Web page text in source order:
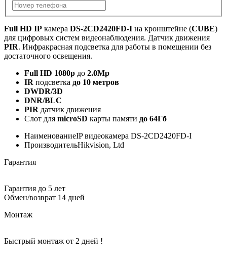
Full HD IP камера DS-2CD2420FD-I на кронштейне (CUBE)
для цифровых систем видеонаблюдения. Датчик движения
PIR. Инфракрасная подсветка для работы в помещении без
достаточного освещения.
Full HD 1080p до 2.0Mp
IR подсветка до 10 метров
DWDR/3D
DNR/BLC
PIR датчик движения
Слот для microSD карты памяти до 64Гб
НаименованиеIP видеокамера DS-2CD2420FD-I
ПроизводительHikvision, Ltd
Гарантия
Гарантия до 5 лет
Обмен/возврат 14 дней
Монтаж
Быстрый монтаж от 2 дней !